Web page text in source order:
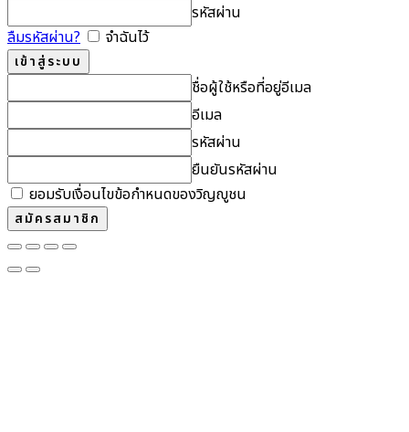
รหัสผ่าน
ลืมรหัสผ่าน?
จำฉันไว้
ชื่อผู้ใช้หรือที่อยู่อีเมล
อีเมล
รหัสผ่าน
ยืนยันรหัสผ่าน
ยอมรับเงื่อนไขข้อกำหนดของวิญญูชน